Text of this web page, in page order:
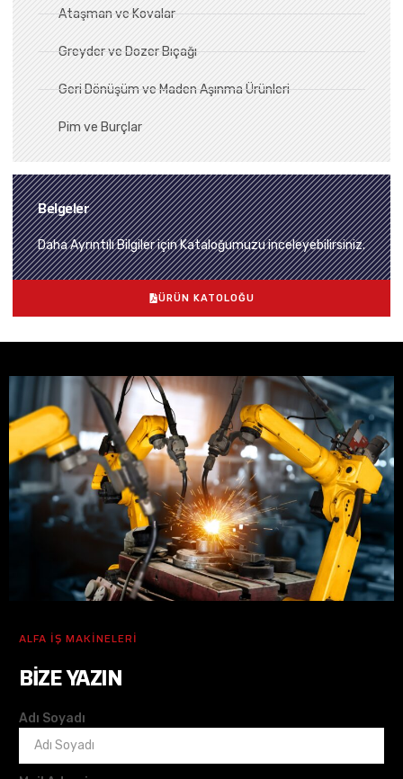
Ataşman ve Kovalar
Greyder ve Dozer Bıçağı
Geri Dönüşüm ve Maden Aşınma Ürünleri
Pim ve Burçlar
Belgeler
Daha Ayrıntılı Bilgiler için Kataloğumuzu inceleyebilirsiniz.
ÜRÜN KATOLOĞU
ALFA İŞ MAKİNELERİ
BIZE YAZIN
Adı Soyadı